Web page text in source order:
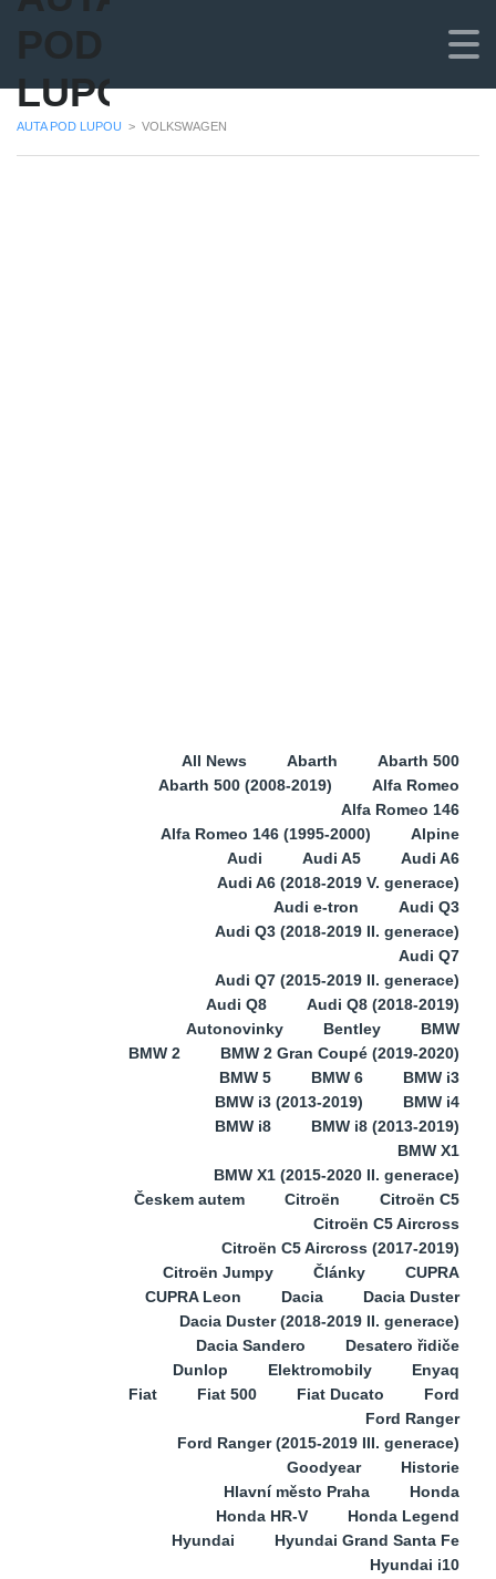
POD
LUPOU
AUTA POD LUPOU > VOLKSWAGEN
All News Abarth
Abarth 500
Abarth 500 (2008-2019)
Alfa Romeo
Alfa Romeo 146
Alfa Romeo 146 (1995-2000)
Alpine
Audi
Audi A5
Audi A6
Audi A6 (2018-2019 V. generace)
Audi e-tron
Audi Q3
Audi Q3 (2018-2019 II. generace)
Audi Q7
Audi Q7 (2015-2019 II. generace)
Audi Q8
Audi Q8 (2018-2019)
Autonovinky
Bentley
BMW
BMW 2
BMW 2 Gran Coupé (2019-2020)
BMW 5
BMW 6
BMW i3
BMW i3 (2013-2019)
BMW i4
BMW i8
BMW i8 (2013-2019)
BMW X1
BMW X1 (2015-2020 II. generace)
Českem autem
Citroën
Citroën C5
Citroën C5 Aircross
Citroën C5 Aircross (2017-2019)
Citroën Jumpy
Články
CUPRA
CUPRA Leon
Dacia
Dacia Duster
Dacia Duster (2018-2019 II. generace)
Dacia Sandero
Desatero řidiče
Dunlop
Elektromobily
Enyaq
Fiat
Fiat 500 Fiat Ducato
Ford
Ford Ranger
Ford Ranger (2015-2019 III. generace)
Goodyear
Historie
Hlavní město Praha
Honda
Honda HR-V
Honda Legend
Hyundai
Hyundai Grand Santa Fe
Hyundai i10